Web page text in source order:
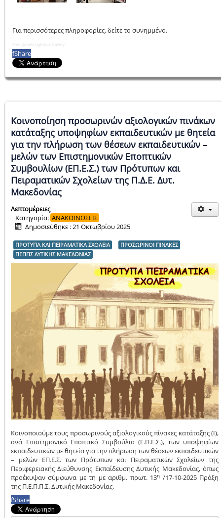
Για περισσότερες πληροφορίες, δείτε το συνημμένο.
Free Joomla Lightbox Gallery
fShare
Κοινοποίηση προσωρινών αξιολογικών πινάκων
κατάταξης υποψηφίων εκπαιδευτικών με θητεία
για την πλήρωση των θέσεων εκπαιδευτικών –
μελών των Επιστημονικών Εποπτικών
Συμβουλίων (ΕΠ.Ε.Σ.) των Πρότυπων και
Πειραματικών Σχολείων της Π.Δ.Ε. Δυτ.
Μακεδονίας
Λεπτομέρειες
Κατηγορία: ΑΝΑΚΟΙΝΩΣΕΙΣ
Δημοσιεύθηκε : 21 Οκτωβρίου 2025
ΠΡΟΤΥΠΑ ΚΑΙ ΠΕΙΡΑΜΑΤΙΚΑ ΣΧΟΛΕΙΑ
ΠΡΟΣΩΡΙΝΟΙ ΠΙΝΑΚΕΣ
ΠΕΠΠΣ ΔΥΤΙΚΗΣ ΜΑΚΕΔΟΝΙΑΣ
Kοινοποιούμε τους προσωρινούς αξιολογικούς πίνακες κατάταξης (Ι),
ανά Επιστημονικό Εποπτικό Συμβούλιο (Ε.Π.Ε.Σ.), των υποψηφίων
εκπαιδευτικών με θητεία για την πλήρωση των θέσεων εκπαιδευτικών
– μελών ΕΠ.Ε.Σ. των Πρότυπων και Πειραματικών Σχολείων της
Περιφερειακής Διεύθυνσης Εκπαίδευσης Δυτικής Μακεδονίας, όπως
προέκυψαν σύμφωνα με τη με αριθμ. πρωτ. 13η /17-10-2025 Πράξη
της Π.Ε.Π.Π.Σ. Δυτικής Μακεδονίας.
fShare